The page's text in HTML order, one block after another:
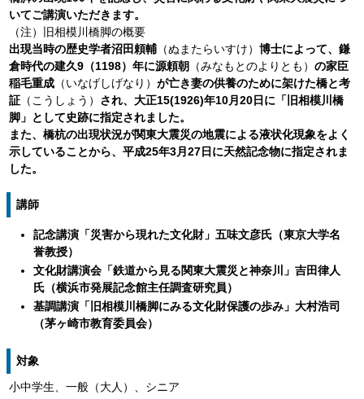
いてご講演いただきます。
（注）旧相模川橋脚の概要
出現当時の歴史学者沼田頼輔 （ぬまたらいすけ） 博士によって、鎌
倉時代の建久9（1198）年に源頼朝 （みなもとのよりとも） の家臣
稲毛重成 （いなげしげなり） が亡き妻の供養のために架けた橋と考
証 （こうしょう） され、大正15(1926)年10月20日に「旧相模川橋
脚」として史跡に指定されました。
また、橋杭の出現状況が関東大震災の地震による液状化現象をよく
示していることから、平成25年3月27日に天然記念物に指定されま
した。
講師
記念講演「災害から現れた文化財」五味文彦氏（東京大学名
誉教授）
文化財講演会「鉄道から見る関東大震災と神奈川」吉田律人
氏（横浜市発展記念館主任調査研究員）
基調講演「旧相模川橋脚にみる文化財保護の歩み」大村浩司
（茅ヶ崎市教育委員会）
対象
小中学生、一般（大人）、シニア